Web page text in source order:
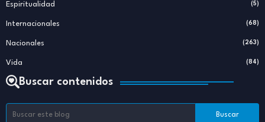
Espiritualidad (5)
Internacionales (68)
Nacionales (263)
Vida (84)
Buscar contenidos